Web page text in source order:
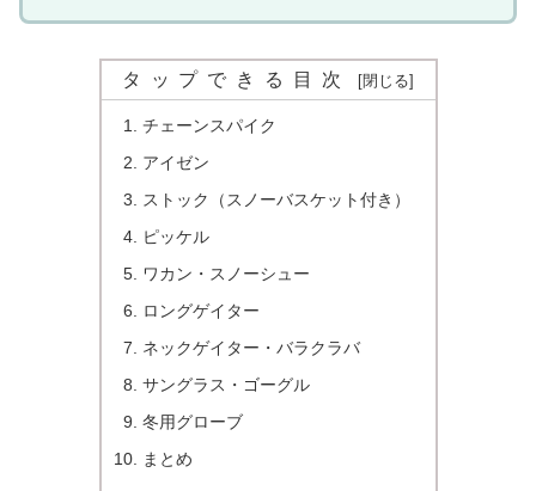
タップできる目次
チェーンスパイク
アイゼン
ストック（スノーバスケット付き）
ピッケル
ワカン・スノーシュー
ロングゲイター
ネックゲイター・バラクラバ
サングラス・ゴーグル
冬用グローブ
まとめ